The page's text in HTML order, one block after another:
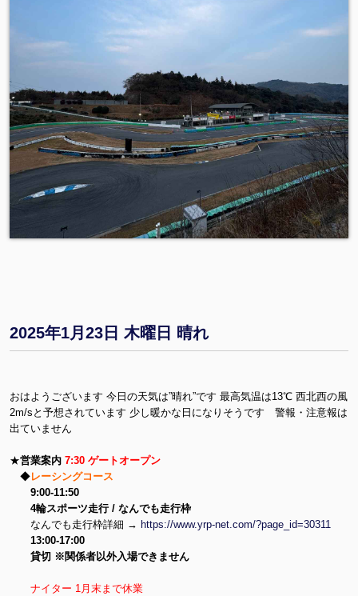
2025年1月23日 木曜日 晴れ
おはようございます 今日の天気は”晴れ”です 最高気温は13℃ 西北西の風
2m/sと予想されています 少し暖かな日になりそうです 警報・注意報は
出ていません
★営業案内 7:30 ゲートオープン
◆レーシングコース
9:00-11:50
4輪スポーツ走行 / なんでも走行枠
なんでも走行枠詳細 → https://www.yrp-net.com/?page_id=30311
13:00-17:00
貸切 ※関係者以外入場できません
ナイター 1月末まで休業